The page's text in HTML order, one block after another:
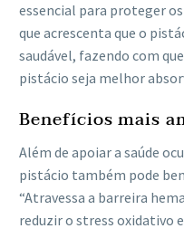
essencial para proteger
que acrescenta que o
saudável, fazendo com
pistácio seja melhor
Benefícios mais
Além de apoiar a saúde
pistácio também pode
“Atravessa a barreira
reduzir o stress oxidativo